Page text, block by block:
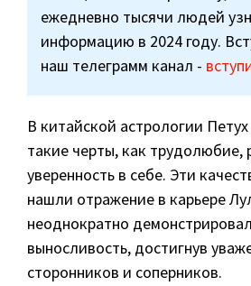
ежедневно тысячи людей
информацию в 2024 году.
наш телеграмм канал -
В китайской астрологии
такие черты, как трудолюбие,
уверенность в себе. Эти
нашли отражение в карьере
неоднократно
выносливость, достигнув
сторонников и соперников.